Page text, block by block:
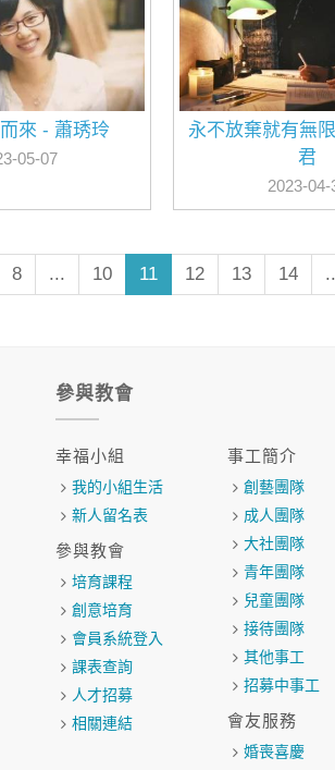
來 - 蕭琇玲
05-07
永不放棄就有無
君
2023-04-
8 ... 10 11 12 13 14
參與教會
幸福小組
我的小組生活
新人留名表
參與教會
培育課程
創意培育
會員系統登入
課表查詢
人才招募
相關連結
事工簡介
創藝團隊
成人團隊
大社團隊
青年團隊
兒童團隊
接待團隊
其他事工
招募中事工
會友服務
婚喪喜慶